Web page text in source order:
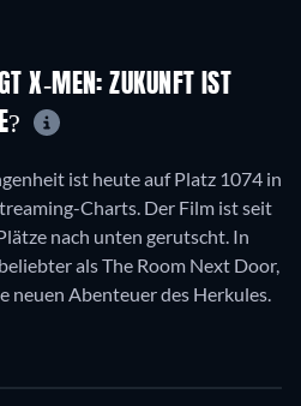
X-MEN: ZUKUNFT IST
ist heute auf Platz 1074 in
Charts. Der Film ist seit
nach unten gerutscht. In
als The Room Next Door,
neuen Abenteuer des Herkules.